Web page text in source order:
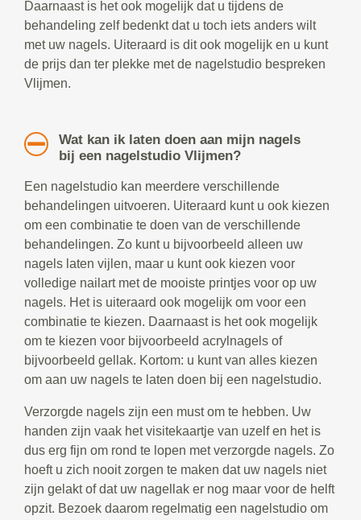
Daarnaast is het ook mogelijk dat u tijdens de
behandeling zelf bedenkt dat u toch iets anders wilt
met uw nagels. Uiteraard is dit ook mogelijk en u kunt
de prijs dan ter plekke met de nagelstudio bespreken
Vlijmen.
Wat kan ik laten doen aan mijn nagels
bij een nagelstudio Vlijmen?
Een nagelstudio kan meerdere verschillende
behandelingen uitvoeren. Uiteraard kunt u ook kiezen
om een combinatie te doen van de verschillende
behandelingen. Zo kunt u bijvoorbeeld alleen uw
nagels laten vijlen, maar u kunt ook kiezen voor
volledige nailart met de mooiste printjes voor op uw
nagels. Het is uiteraard ook mogelijk om voor een
combinatie te kiezen. Daarnaast is het ook mogelijk
om te kiezen voor bijvoorbeeld acrylnagels of
bijvoorbeeld gellak. Kortom: u kunt van alles kiezen
om aan uw nagels te laten doen bij een nagelstudio.
Verzorgde nagels zijn een must om te hebben. Uw
handen zijn vaak het visitekaartje van uzelf en het is
dus erg fijn om rond te lopen met verzorgde nagels. Zo
hoeft u zich nooit zorgen te maken dat uw nagels niet
zijn gelakt of dat uw nagellak er nog maar voor de helft
opzit. Bezoek daarom regelmatig een nagelstudio om